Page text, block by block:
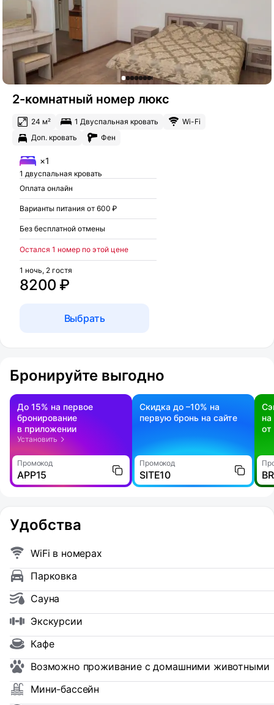
2-комнатный номер люкс
24 м² 1 Двуспальная кровать
Wi-Fi
Доп. кровать
Фен
×1
1 двуспальная кровать
Оплата онлайн
Варианты питания от 600 ₽
Без бесплатной отмены
Остался 1 номер по этой цене
8200 ₽
1 ночь, 2 гостя
Выбрать
Бронируйте выгодно
До 15% на первое
бронирование
в приложении
Установить
Промокод
APP15
Скидка до –10% на
первую бронь на сайте
Промокод
SITE10
на
Удобства
WiFi в номерах
Парковка
Сауна
Экскурсии
Кафе
Возможно проживание с домашними животными
Мини-бассейн